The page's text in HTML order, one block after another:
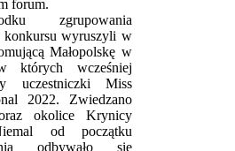
forum.
zgrupowania
konkursu wyruszyli w
Małopolskę w
których wcześniej
uczestniczki Miss
2022. Zwiedzano
okolice Krynicy
od początku
odbywało się